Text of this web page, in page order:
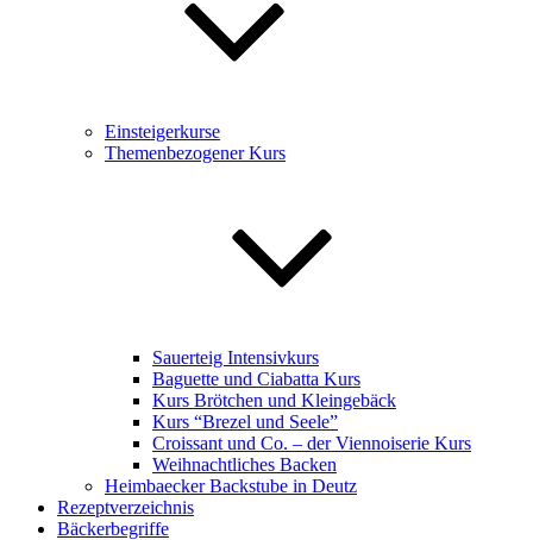
Einsteigerkurse
Themenbezogener Kurs
Sauerteig Intensivkurs
Baguette und Ciabatta Kurs
Kurs Brötchen und Kleingebäck
Kurs “Brezel und Seele”
Croissant und Co. – der Viennoiserie Kurs
Weihnachtliches Backen
Heimbaecker Backstube in Deutz
Rezeptverzeichnis
Bäckerbegriffe